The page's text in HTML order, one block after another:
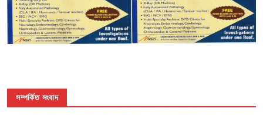
সম্পর্কিত সংবাদ